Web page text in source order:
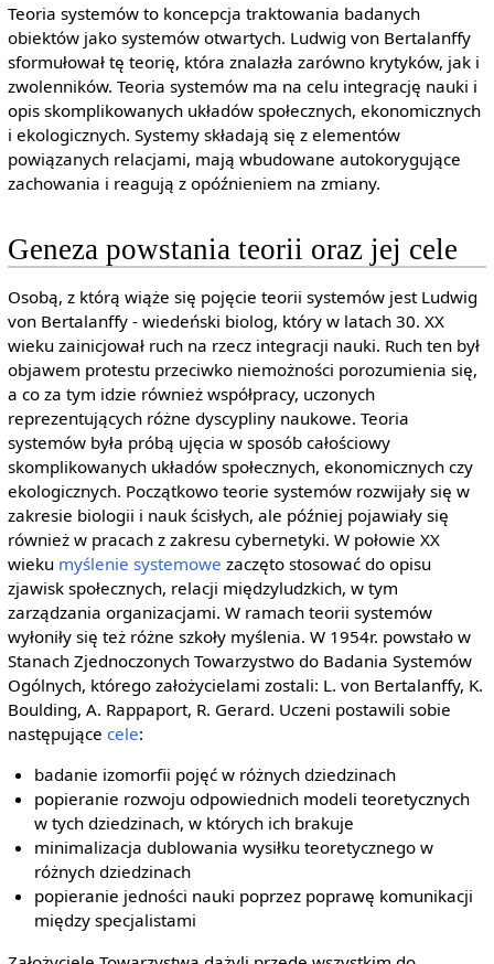
Teoria systemów to koncepcja traktowania badanych
obiektów jako systemów otwartych. Ludwig von Bertalanffy
sformułował tę teorię, która znalazła zarówno krytyków, jak i
zwolenników. Teoria systemów ma na celu integrację nauki i
opis skomplikowanych układów społecznych, ekonomicznych
i ekologicznych. Systemy składają się z elementów
powiązanych relacjami, mają wbudowane autokorygujące
zachowania i reagują z opóźnieniem na zmiany.
Geneza powstania teorii oraz jej cele
Osobą, z którą wiąże się pojęcie teorii systemów jest Ludwig
von Bertalanffy - wiedeński biolog, który w latach 30. XX
wieku zainicjował ruch na rzecz integracji nauki. Ruch ten był
objawem protestu przeciwko niemożności porozumienia się,
a co za tym idzie również współpracy, uczonych
reprezentujących różne dyscypliny naukowe. Teoria
systemów była próbą ujęcia w sposób całościowy
skomplikowanych układów społecznych, ekonomicznych czy
ekologicznych. Początkowo teorie systemów rozwijały się w
zakresie biologii i nauk ścisłych, ale później pojawiały się
również w pracach z zakresu cybernetyki. W połowie XX
wieku myślenie systemowe zaczęto stosować do opisu
zjawisk społecznych, relacji międzyludzkich, w tym
zarządzania organizacjami. W ramach teorii systemów
wyłoniły się też różne szkoły myślenia. W 1954r. powstało w
Stanach Zjednoczonych Towarzystwo do Badania Systemów
Ogólnych, którego założycielami zostali: L. von Bertalanffy, K.
Boulding, A. Rappaport, R. Gerard. Uczeni postawili sobie
następujące cele:
badanie izomorfii pojęć w różnych dziedzinach
popieranie rozwoju odpowiednich modeli teoretycznych
w tych dziedzinach, w których ich brakuje
minimalizacja dublowania wysiłku teoretycznego w
różnych dziedzinach
popieranie jedności nauki poprzez poprawę komunikacji
między specjalistami